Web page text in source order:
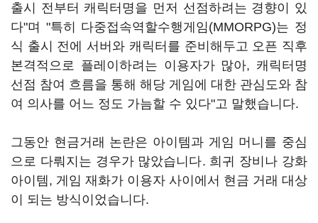
출시 전부터 캐릭터명을 먼저 선점하려는 경향이 있
다"며 "특히 다중접속역할수행게임(MMORPG)는 정
식 출시 전에 서버와 캐릭터를 준비해두고 오픈 직후
본격적으로 플레이하려는 이용자가 많아, 캐릭터명
선점 참여 흐름을 통해 해당 게임에 대한 관심도와 참
여 의사를 어느 정도 가늠할 수 있다"고 말했습니다.
그동안 현금거래 논란은 아이템과 게임 머니를 중심
으로 다뤄지는 경우가 많았습니다. 희귀 장비나 강화
아이템, 게임 재화가 이용자 사이에서 현금 거래 대상
이 되는 방식이었습니다.